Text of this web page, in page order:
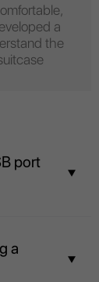
a
the
port
a